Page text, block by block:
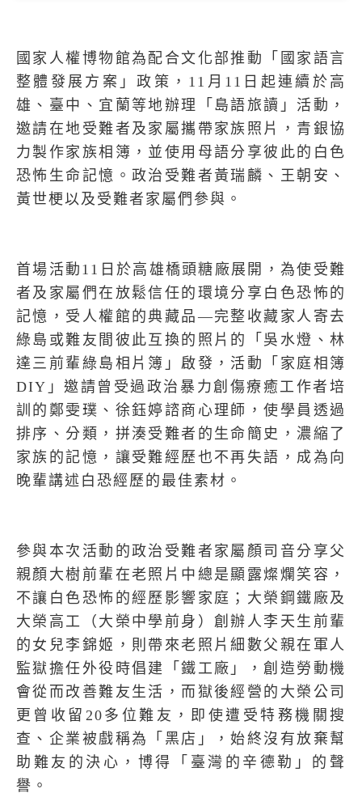
國家人權博物館為配合文化部推動「國家語言
整體發展方案」政策， 11 月 11 日起連續於高
雄、臺中、宜蘭等地辦理「島語旅讀」活動，
邀請在地受難者及家屬攜帶家族照片，青銀協
力製作家族相簿，並使用母語分享彼此的白色
恐怖生命記憶。政治受難者黃瑞麟、王朝安、
黃世梗以及受難者家屬們參與。
首場活動 11 日於高雄橋頭糖廠展開，為使受難
者及家屬們在放鬆信任的環境分享白色恐怖的
記憶，受人權館的典藏品—完整收藏家人寄去
綠島或難友間彼此互換的照片的「吳水燈、林
達三前輩綠島相片簿」啟發，活動「家庭相簿
DIY 」邀請曾受過政治暴力創傷療癒工作者培
訓的鄭雯璞、徐鈺婷諮商心理師，使學員透過
排序、分類，拼湊受難者的生命簡史，濃縮了
家族的記憶，讓受難經歷也不再失語，成為向
晚輩講述白恐經歷的最佳素材。
參與本次活動的政治受難者家屬顏司音分享父
親顏大樹前輩在老照片中總是顯露燦爛笑容，
不讓白色恐怖的經歷影響家庭；大榮鋼鐵廠及
大榮高工（大榮中學前身）創辦人李天生前輩
的女兒李錦姬，則帶來老照片細數父親在軍人
監獄擔任外役時倡建「鐵工廠」，創造勞動機
會從而改善難友生活，而獄後經營的大榮公司
更曾收留 20 多位難友，即使遭受特務機關搜
查、企業被戲稱為「黑店」，始終沒有放棄幫
助難友的決心，博得「臺灣的辛德勒」的聲
譽。